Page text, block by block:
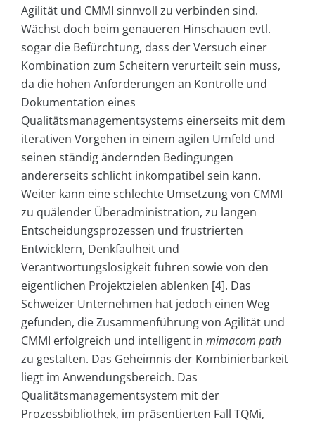
Agilität und CMMI sinnvoll zu verbinden sind.
Wächst doch beim genaueren Hinschauen evtl.
sogar die Befürchtung, dass der Versuch einer
Kombination zum Scheitern verurteilt sein muss,
da die hohen Anforderungen an Kontrolle und
Dokumentation eines
Qualitätsmanagementsystems einerseits mit dem
iterativen Vorgehen in einem agilen Umfeld und
seinen ständig ändernden Bedingungen
andererseits schlicht inkompatibel sein kann.
Weiter kann eine schlechte Umsetzung von CMMI
zu quälender Überadministration, zu langen
Entscheidungsprozessen und frustrierten
Entwicklern, Denkfaulheit und
Verantwortungslosigkeit führen sowie von den
eigentlichen Projektzielen ablenken [4]. Das
Schweizer Unternehmen hat jedoch einen Weg
gefunden, die Zusammenführung von Agilität und
CMMI erfolgreich und intelligent in mimacom path
zu gestalten. Das Geheimnis der Kombinierbarkeit
liegt im Anwendungsbereich. Das
Qualitätsmanagementsystem mit der
Prozessbibliothek, im präsentierten Fall TQMi,